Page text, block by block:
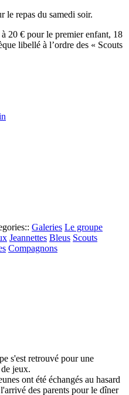
le repas du samedi soir.
20 € pour le premier enfant, 18
libellé à l’ordre des « Scouts
Galeries Le groupe
Jeannettes Bleus Scouts
Compagnons
s'est retrouvé pour une
jeux.
ont été échangés au hasard
des parents pour le dîner